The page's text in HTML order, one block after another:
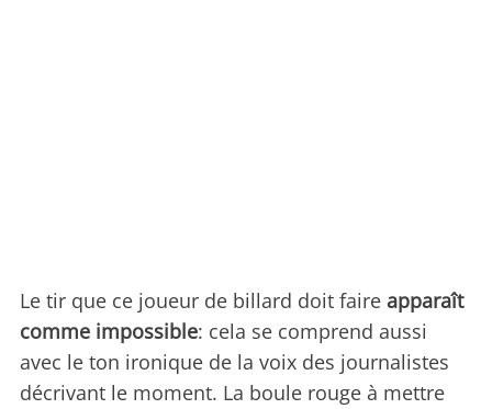
Le tir que ce joueur de billard doit faire apparaît
comme impossible: cela se comprend aussi
avec le ton ironique de la voix des journalistes
décrivant le moment. La boule rouge à mettre